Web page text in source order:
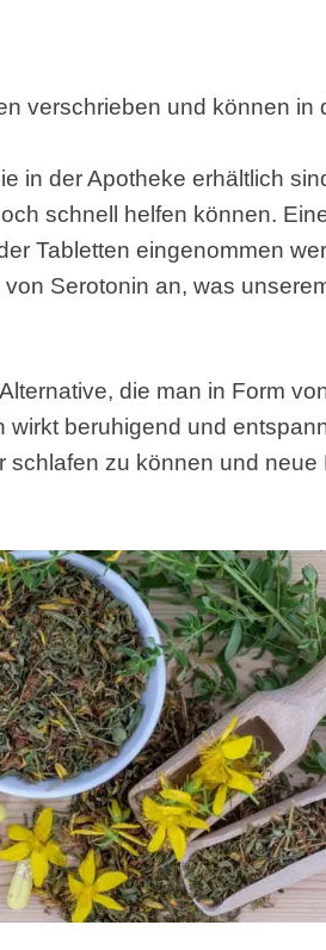
verschrieben und können in
in der Apotheke erhältlich
schnell helfen können.
Tabletten eingenommen
Serotonin an, was
die man in Form
wirkt beruhigend und
zu können und neue